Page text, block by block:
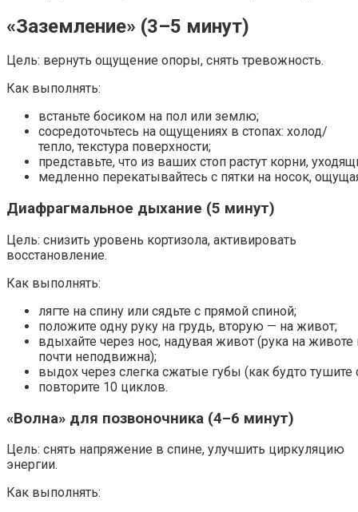
«Заземление» (3–5 минут)
Цель: вернуть ощущение опоры, снять тревожность.
Как выполнять:
встаньте босиком на пол или землю;
сосредоточьтесь на ощущениях в стопах: холод/
тепло, текстура поверхности;
представьте, что из ваших стоп растут корни,
медленно перекатывайтесь с пятки на носок,
Диафрагмальное дыхание (5 минут)
Цель: снизить уровень кортизола, активировать
восстановление.
Как выполнять:
лягте на спину или сядьте с прямой спиной;
положите одну руку на грудь, вторую — на живот;
вдыхайте через нос, надувая живот (рука на животе
почти неподвижна);
выдох через слегка сжатые губы (как будто тушите
повторите 10 циклов.
«Волна» для позвоночника (4–6 минут)
Цель: снять напряжение в спине, улучшить циркуляцию
энергии.
Как выполнять: